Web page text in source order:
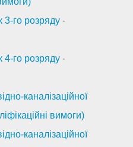
го розряду -
го розряду -
каналізаційної
вимоги)
каналізаційної